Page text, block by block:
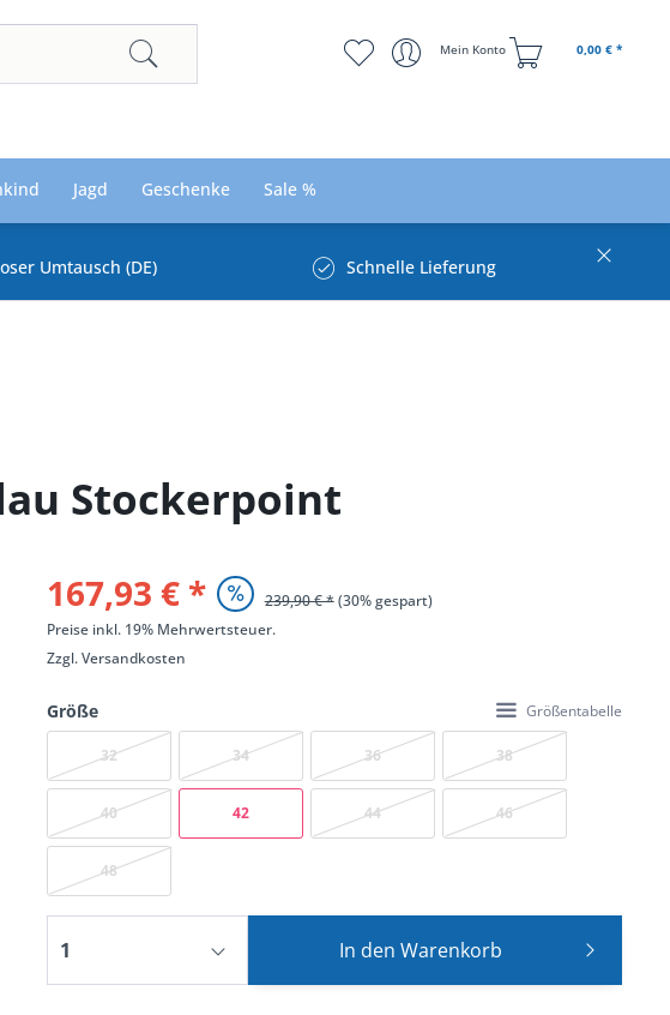
Mein Konto 0,00 € *
Jagd Geschenke Sale %
Umtausch (DE) Schnelle Lieferung
Stockerpoint
167,93 € * 239,90 € *(30% gespart)
Preise inkl. 19% Mehrwertsteuer.
Zzgl.Versandkosten
Größe Größentabelle
32 34 36 38
40 42 44 46
48
In den Warenkorb